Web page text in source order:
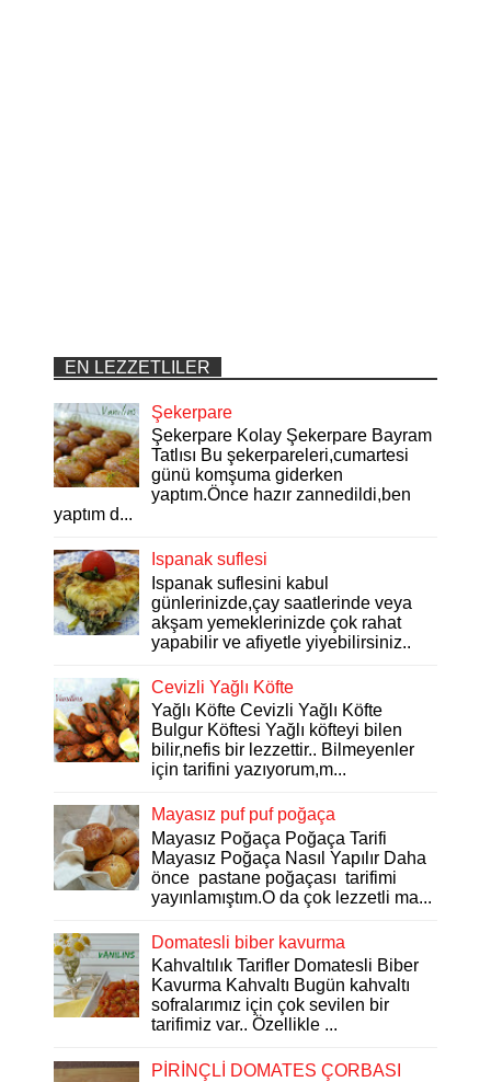
EN LEZZETLILER
Şekerpare
Şekerpare Kolay Şekerpare Bayram
Tatlısı Bu şekerpareleri,cumartesi
günü komşuma giderken
yaptım.Önce hazır zannedildi,ben
yaptım d...
Ispanak suflesi
Ispanak suflesini kabul
günlerinizde,çay saatlerinde veya
akşam yemeklerinizde çok rahat
yapabilir ve afiyetle yiyebilirsiniz..
Cevizli Yağlı Köfte
Yağlı Köfte Cevizli Yağlı Köfte
Bulgur Köftesi Yağlı köfteyi bilen
bilir,nefis bir lezzettir.. Bilmeyenler
için tarifini yazıyorum,m...
Mayasız puf puf poğaça
Mayasız Poğaça Poğaça Tarifi
Mayasız Poğaça Nasıl Yapılır Daha
önce pastane poğaçası tarifimi
yayınlamıştım.O da çok lezzetli ma...
Domatesli biber kavurma
Kahvaltılık Tarifler Domatesli Biber
Kavurma Kahvaltı Bugün kahvaltı
sofralarımız için çok sevilen bir
tarifimiz var.. Özellikle ...
PİRİNÇLİ DOMATES ÇORBASI